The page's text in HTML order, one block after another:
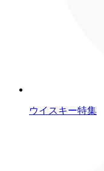
ウイスキー特集